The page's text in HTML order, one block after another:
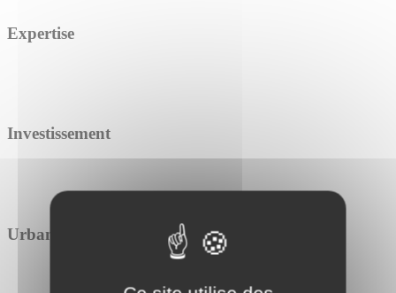
Expertise
Investissement
Urbanisme